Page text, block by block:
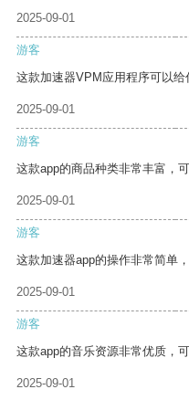
2025-09-01
游客
这款加速器VPM应用程序可以给
2025-09-01
游客
这款app的商品种类非常丰富，
2025-09-01
游客
这款加速器app的操作非常简单
2025-09-01
游客
这款app的音乐资源非常优质，
2025-09-01